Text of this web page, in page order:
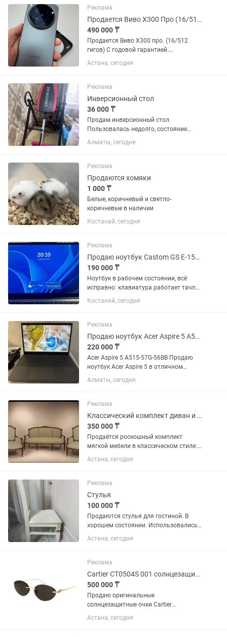
Реклама
Продается Виво Х300 Про (16/512)гигов
490 000 ₸
Продается Виво Х300 про. (16/512
гигов) С годовой гарантией.
Абсолютно новая , не использованная.
Чехол, коробка , зарядка , гарантия все
Имей верифицирован...
Астана, сегодня
Реклама
Инверсионный стол
36 000 ₸
Продам инверсионный стол.
Пользовалась недолго, состояние
очень хорошее. Все механизмы
работают исправно, стол устойчивый и
подходит для разгрузки
позвоночника,...
Алматы, сегодня
Реклама
Продаются хомяки
1 000 ₸
Белые, коричневый и светло-
коричневые в наличии
Костанай, сегодня
Реклама
Продаю ноутбук Castom GS E-157D
190 000 ₸
Ноутбук в рабочем состоянии, всё
исправно: клавиатура работает тачпад
работает экран без повреждений есть
подсветка клавиатуры есть сканер
зарядном кабеле немного...
Костанай, сегодня
Реклама
Продаю ноутбук Acer Aspire 5 A515-57G-56BB
220 000 ₸
Acer Aspire 5 A515-57G-56BB Продаю
ноутбук Acer Aspire 5 в отличном
состоянии. Характеристики:
Процессор: Intel Core i5-1235U (12-е
RTX 2050 4 ГБ ...
Алматы, сегодня
Реклама
Классический комплект диван и два кресла из натурального дерева
350 000 ₸
Продаётся роскошный комплект
мягкой мебели в классическом стиле:
диван и два кресла. Элегантный
резной деревянный каркас, изящные
делают комплект настоящим...
Астана, сегодня
Реклама
Стулья
100 000 ₸
Продаются стулья для гостиной. В
хорошем состоянии. Использовались
аккуратно, полностью готовы к
дальнейшей эксплуатации. Отлично
Астана, сегодня
Реклама
Cartier CT0504S 001 солнцезащитные очки
500 000 ₸
Продаю оригинальные
солнцезащитные очки Cartier
Характеристики: • Бренд: Cartier •
Модель: CT0504S 001 • Пол: Женские •
Астана, сегодня